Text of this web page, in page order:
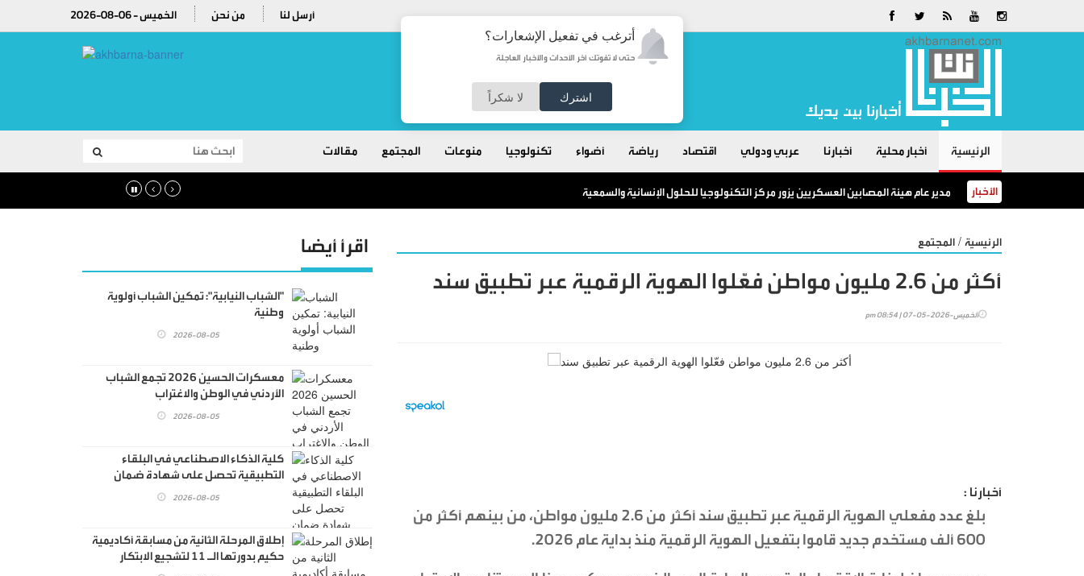
أترغب في تفعيل الإشعارات؟
حتى لا تفوتك آخر الأحداث والأخبار العاجلة
اشترك لا شكراً
2026-08-06 - الخميس من نحن أرسل لنا
الرئيسية أخبار محلية أخبارنا عربي ودولي اقتصاد رياضة أضواء تكنولوجيا منوعات المجتمع مقالات
الأخبار مدير عام هيئة المصابين العسكريين يزور مركز التكنولوجيا للحلول الإنسانية والسمعية
الرئيسية / المجتمع
أكثر من 2.6 مليون مواطن فعّلوا الهوية الرقمية عبر تطبيق سند
الخميس-2026-05-07 | 08:54 pm
أخبارنا :
بلغ عدد مفعلي الهوية الرقمية عبر تطبيق سند أكثر من 2.6 مليون مواطن، من بينهم أكثر من
600 ألف مستخدم جديد قاموا بتفعيل الهوية الرقمية منذ بداية عام 2026.
اقرأ أيضا
"الشباب النيابية": تمكين الشباب أولوية
وطنية
2026-08-05
معسكرات الحسين 2026 تجمع الشباب
الأردني في الوطن والاغتراب
2026-08-05
كلية الذكاء الاصطناعي في البلقاء
التطبيقية تحصل على شهادة ضمان
الجودة الأردنية2026-08-05
إطلاق المرحلة الثانية من مسابقة أكاديمية
حكيم بدورتها الـ 11 لتشجيع الابتكار
التكنولوجي الطبي